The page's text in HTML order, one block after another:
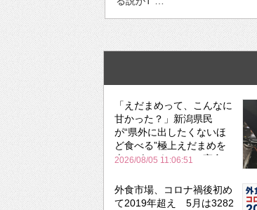
「えだまめって、こんなに
甘かった？」新潟県民
が“県外に出したくないほ
ど食べる”極上えだまめを
森のビアガーデンで実食
2026/08/05 11:06:51
外食市場、コロナ禍後初め
て2019年超え 5月は3282